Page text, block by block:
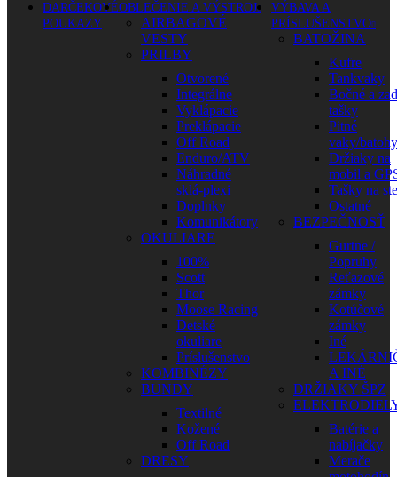
DARČEKOVÉ
POUKAZY
OBLEČENIE A VÝSTROJ
AIRBAGOVÉ
VESTY
PRILBY
Otvorené
Integrálne
Vyklápacie
Preklápacie
Off Road
Enduro/ATV
Náhradné
sklá-plexi
Doplnky
Komunikátory
OKULIARE
100%
Scott
Thor
Moose Racing
Detské
okuliare
Príslušenstvo
KOMBINÉZY
BUNDY
Textilné
Kožené
Off Road
DRESY
VÝBAVA A
PRÍSLUŠENSTVO
BATOŽINA
Kufre
Tankvaky
Bočné a
tašky
Pitné
vaky/batohy
Držiaky na
mobil a
Tašky na
Ostatné
BEZPEČNOSŤ
Gurtne /
Popruhy
Reťazové
zámky
Kotúčové
zámky
Iné
A INÉ
DRŽIAKY ŠPZ
Batérie a
nabíjačky
Merače